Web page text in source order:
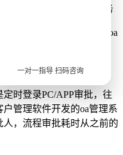
一对一指导 扫码咨询
政府提供最优质的服务
终身免费享受企业微信oa
务。
时登录PC/APP审批，往
管理软件开发的oa管理系
，流程审批耗时从之前的